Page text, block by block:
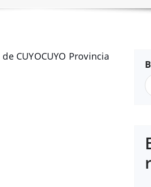
CUYOCUYO Provincia